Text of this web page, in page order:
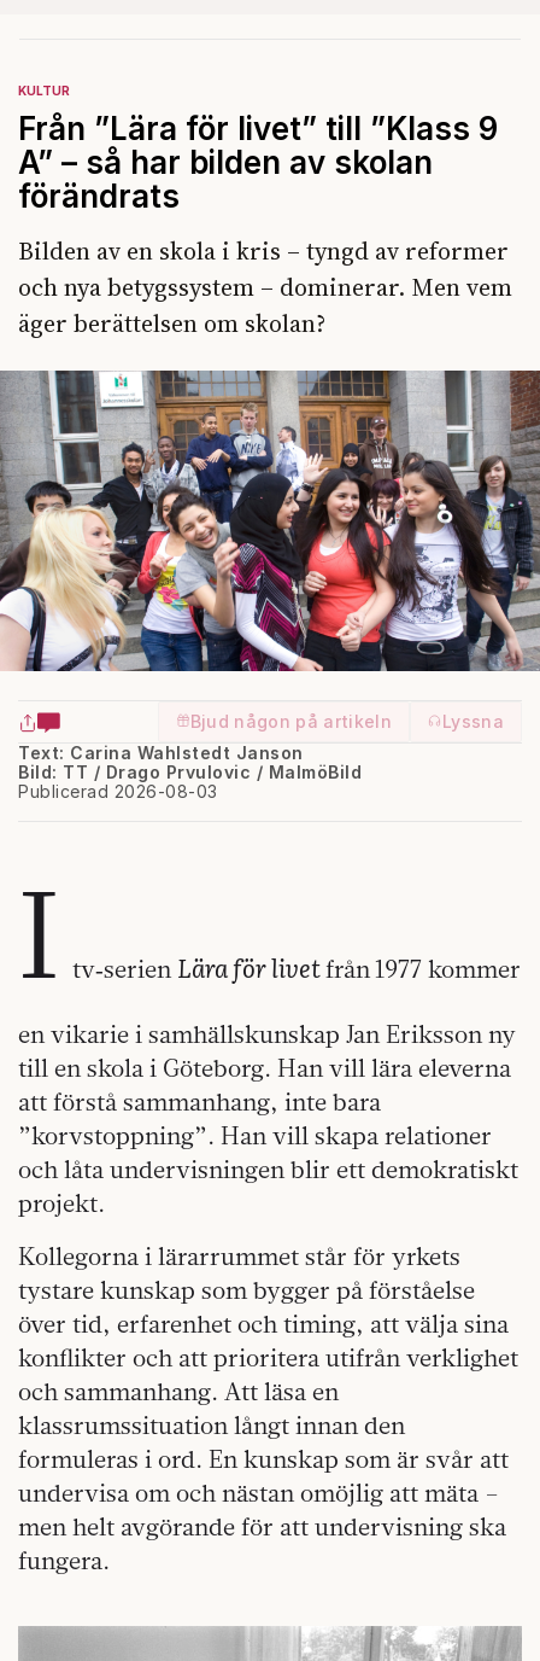
KULTUR
Från ”Lära för livet” till ”Klass 9
A” – så har bilden av skolan
förändrats
Bilden av en skola i kris – tyngd av reformer
och nya betygssystem – dominerar. Men vem
äger berättelsen om skolan?
Bjud någon på artikeln
Lyssna
Text: Carina Wahlstedt Janson
Publicerad 2026-08-03
Bild: TT / Drago Prvulovic / MalmöBild
I tv‑serien Lära för livetfrån 1977 kommer
en vikarie i samhällskunskap Jan Eriksson ny
till en skola i Göteborg. Han vill lära eleverna
att förstå sammanhang, inte bara
”korvstoppning”. Han vill skapa relationer
och låta undervisningen blir ett demokratiskt
projekt.
Kollegorna i lärarrummet står för yrkets
tystare kunskap som bygger på förståelse
över tid, erfarenhet och timing, att välja sina
konflikter och att prioritera utifrån verklighet
och sammanhang. Att läsa en
klassrumssituation långt innan den
formuleras i ord. En kunskap som är svår att
undervisa om och nästan omöjlig att mäta –
men helt avgörande för att undervisning ska
fungera.